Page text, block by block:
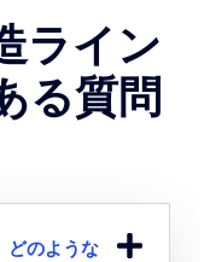
ライン
る質問
どのような